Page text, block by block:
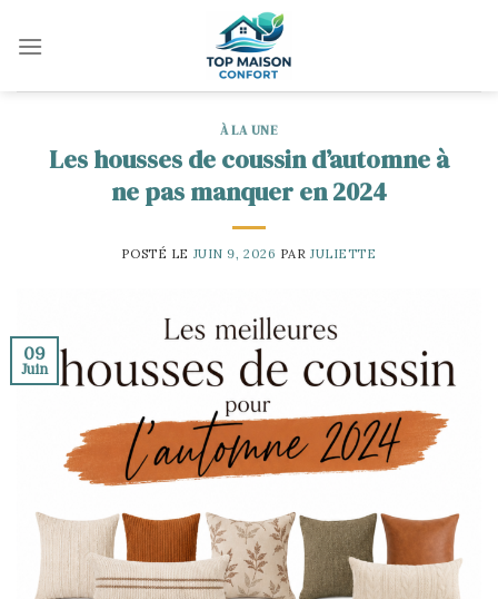
À LA UNE
Les housses de coussin d’automne à
ne pas manquer en 2024
POSTÉ LE JUIN 9, 2026 PARJULIETTE
09
Juin